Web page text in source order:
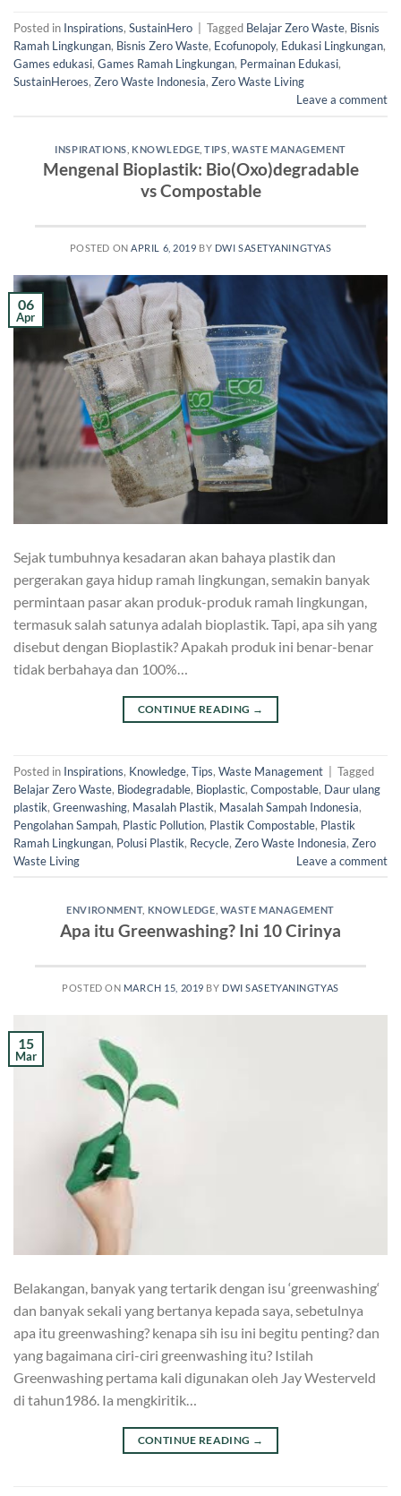
Posted in Inspirations, SustainHero Tagged Belajar Zero Waste, Bisnis
Ramah Lingkungan, Bisnis Zero Waste, Ecofunopoly, Edukasi Lingkungan,
Games edukasi, Games Ramah Lingkungan, Permainan Edukasi,
SustainHeroes, Zero Waste Indonesia, Zero Waste Living
Leave a comment
INSPIRATIONS KNOWLEDGE ,TIPS WASTE MANAGEMENT
Mengenal Bioplastik: Bio(Oxo)degradable
vs Compostable
POSTED ONAPRIL 6, 2019 BY DWI SASETYANINGTYAS
06
Apr
Sejak tumbuhnya kesadaran akan bahaya plastik dan
pergerakan gaya hidup ramah lingkungan, semakin banyak
permintaan pasar akan produk-produk ramah lingkungan,
termasuk salah satunya adalah bioplastik. Tapi, apa sih yang
disebut dengan Bioplastik? Apakah produk ini benar-benar
tidak berbahaya dan 100%…
CONTINUE READING →
Posted in Inspirations, Knowledge, Tips, Waste Management
Tagged
Belajar Zero Waste, Biodegradable, Bioplastic, Compostable, Daur ulang
plastik, Greenwashing, Masalah Plastik, Masalah Sampah Indonesia,
Pengolahan Sampah, Plastic Pollution, Plastik Compostable, Plastik
Ramah Lingkungan, Polusi Plastik, Recycle, Zero Waste Indonesia, Zero
Waste Living
Leave a comment
ENVIRONMENT, KNOWLEDGE WASTE MANAGEMENT
Apa itu Greenwashing? Ini 10 Cirinya
POSTED ON MARCH 15, 2019 BY DWI SASETYANINGTYAS
15
Mar
Belakangan, banyak yang tertarik dengan isu ‘greenwashing‘
dan banyak sekali yang bertanya kepada saya, sebetulnya
apa itu greenwashing? kenapa sih isu ini begitu penting? dan
yang bagaimana ciri-ciri greenwashing itu? Istilah
Greenwashing pertama kali digunakan oleh Jay Westerveld
di tahun1986. Ia mengkiritik…
CONTINUE READING →